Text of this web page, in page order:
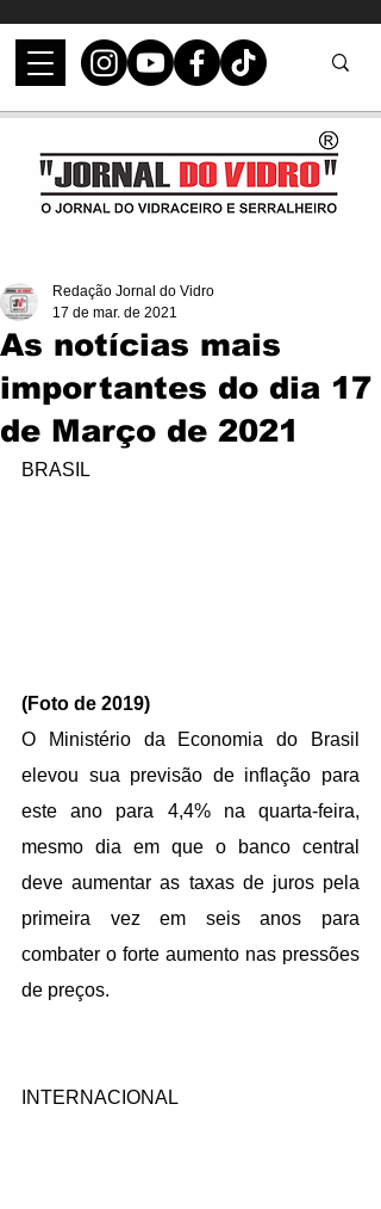
As notícias mais
importantes do dia 17
de Março de 2021
Redação Jornal do Vidro
17 de mar. de 2021
BRASIL
(Foto de 2019)
O Ministério da Economia do Brasil
elevou sua previsão de inflação para
este ano para 4,4% na quarta-feira,
mesmo dia em que o banco central
deve aumentar as taxas de juros pela
primeira vez em seis anos para
combater o forte aumento nas pressões
de preços.
INTERNACIONAL